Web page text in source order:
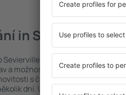
in Sevierville
Najděte si ubytování
a možností. Můžete využít
s četnými vymoženostmi,
dní. Ubytování in Sevierville je